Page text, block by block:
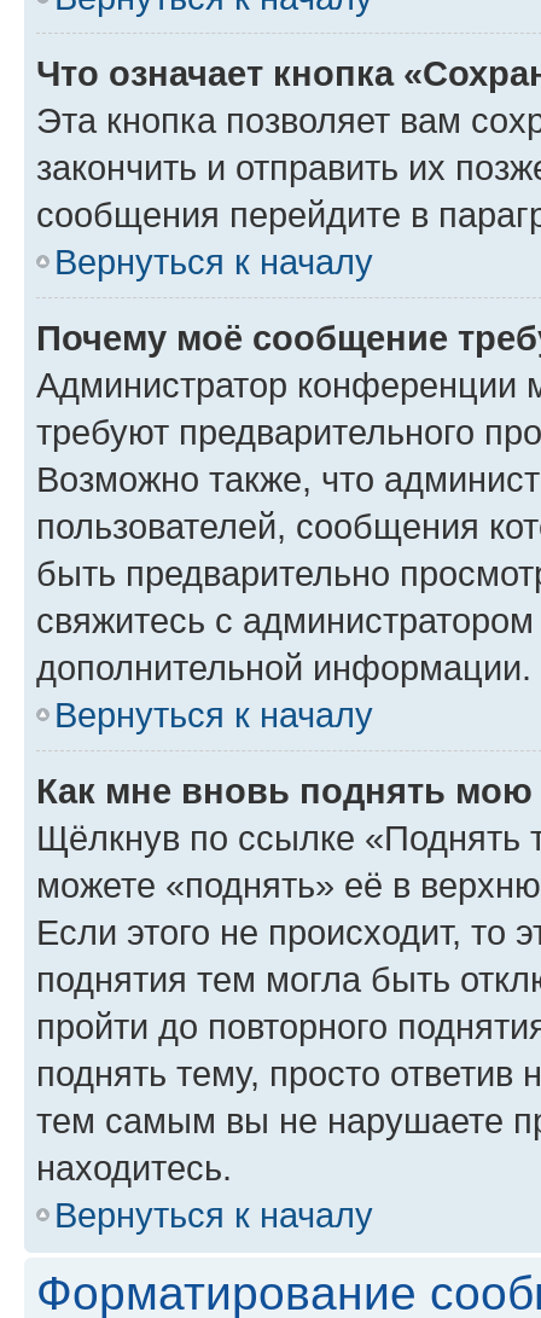
Что означает кнопка
Эта кнопка позволяет вам
закончить и отправить их
сообщения перейдите в
Вернуться к началу
Почему моё сообщение
Администратор конференции
требуют предварительного
Возможно также, что
пользователей, сообщения
быть предварительно
свяжитесь с
дополнительной информации.
Вернуться к началу
Как мне вновь поднять мою
Щёлкнув по ссылке «Поднять
можете «поднять» её в
Если этого не происходит, то
поднятия тем могла быть
пройти до повторного
поднять тему, просто ответив
тем самым вы не нарушаете
находитесь.
Вернуться к началу
Форматирование